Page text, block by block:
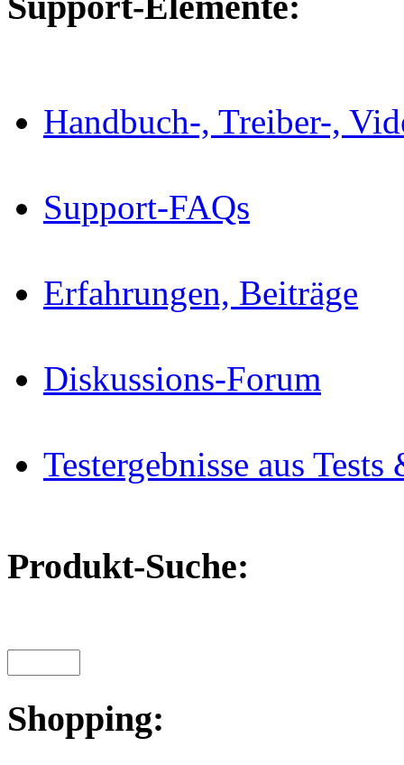
Handbuch-, Treiber-,
Support-FAQs
Erfahrungen, Beiträge
Diskussions-Forum
Testergebnisse aus
Produkt-Suche:
Shopping: